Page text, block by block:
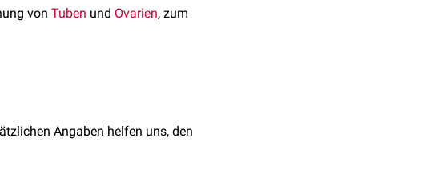
von Tuben und Ovarien, zum
Angaben helfen uns, den